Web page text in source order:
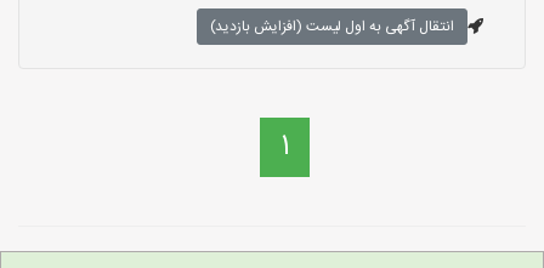
انتقال آگهی به اول لیست (افزایش بازدید)
1